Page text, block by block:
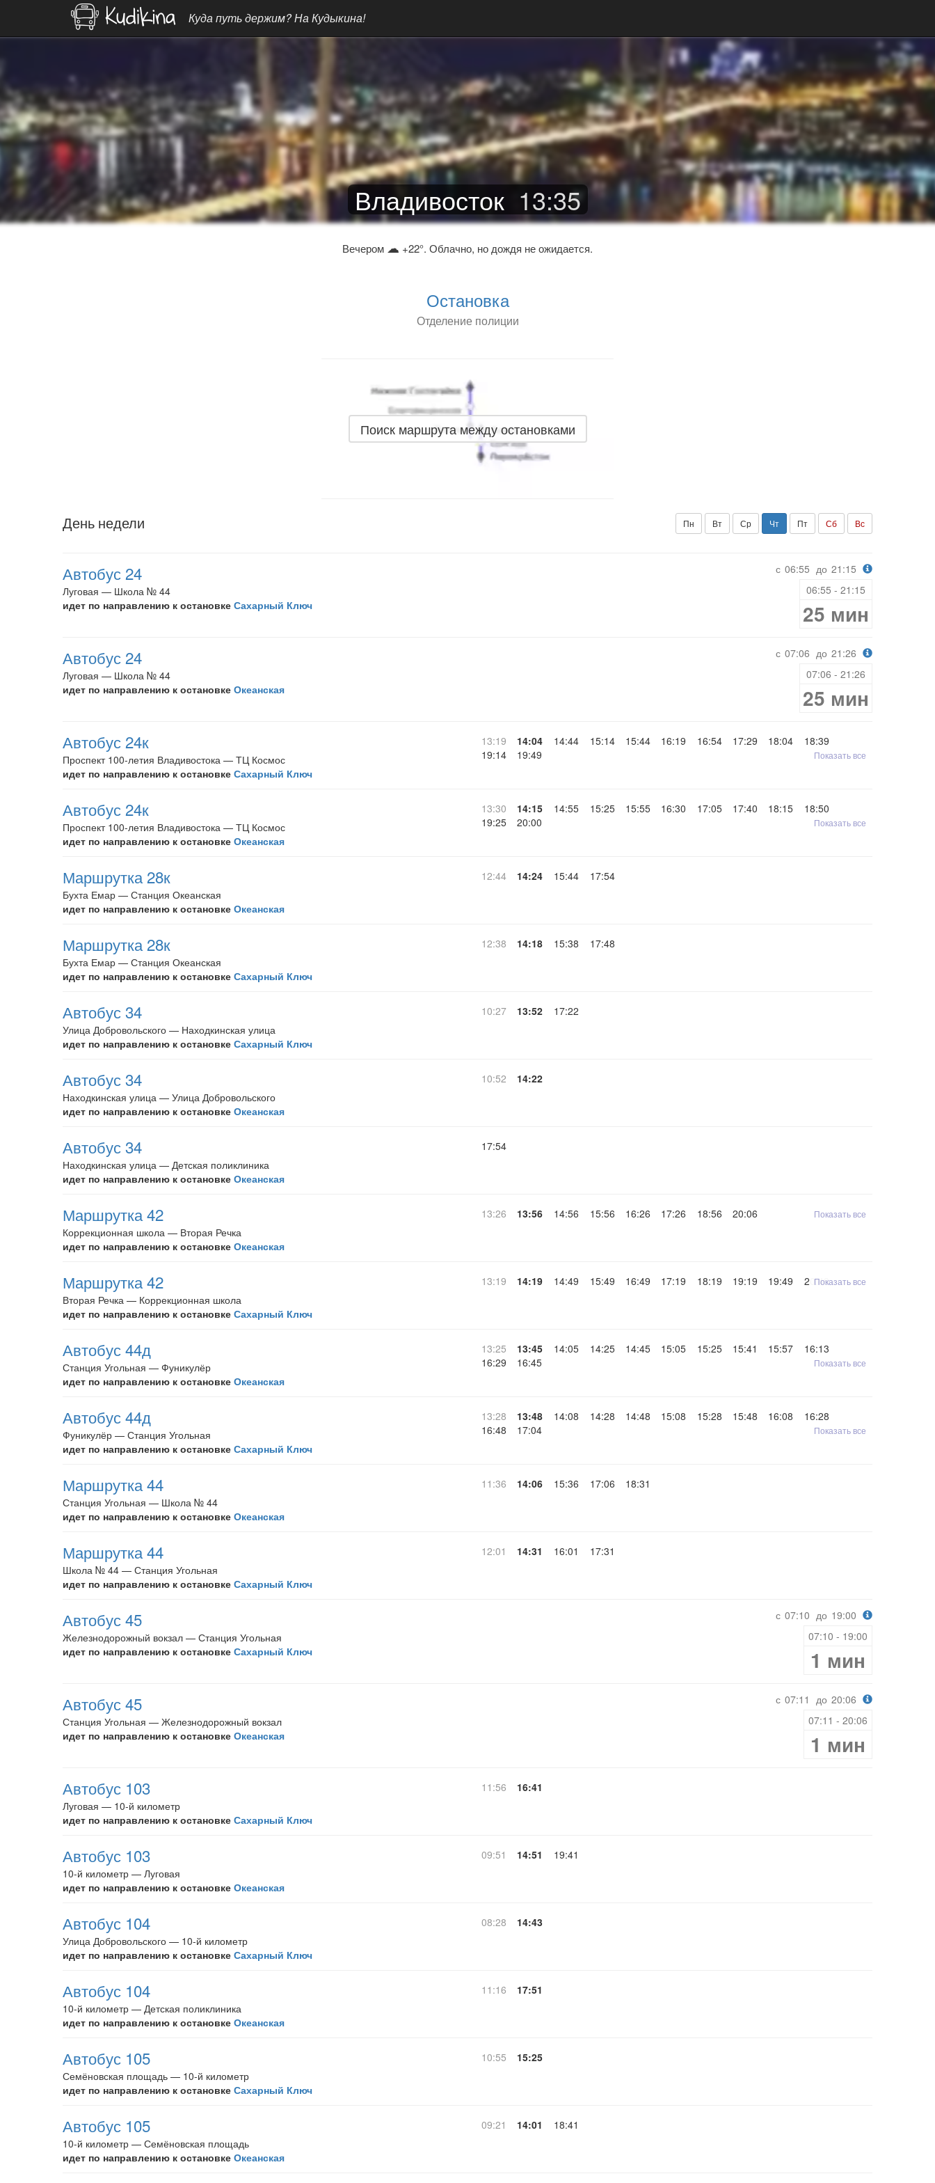
Куда путь держим? На Кудыкина!
Владивосток 13:35
Вечером ☁ +22°. Облачно, но дождя не ожидается.
Остановка
Отделение полиции
Поиск маршрута между остановками
День недели Пн Вт Ср Чт Пт Сб Вс
Автобус 24
Луговая — Школа № 44
идет по направлению к остановке Сахарный Ключ
с 06:55 до 21:15
06:55 - 21:15
25 мин
Автобус 24
Луговая — Школа № 44
идет по направлению к остановке Океанская
с 07:06 до 21:26
07:06 - 21:26
25 мин
Автобус 24к
Проспект 100-летия Владивостока — ТЦ Космос
идет по направлению к остановке Сахарный Ключ
13:19 14:04 14:44 15:14 15:44 16:19 16:54 17:29 18:04
18:39
19:14
19:49 Показать все
Автобус 24к
Проспект 100-летия Владивостока — ТЦ Космос
идет по направлению к остановке Океанская
13:30 14:15 14:55 15:25 15:55 16:30 17:05 17:40 18:15
18:50
19:25
20:00 Показать все
Маршрутка 28к
Бухта Емар — Станция Океанская
идет по направлению к остановке Океанская
12:44 14:24 15:44 17:54
Маршрутка 28к
Бухта Емар — Станция Океанская
идет по направлению к остановке Сахарный Ключ
12:38 14:18 15:38 17:48
Автобус 34
Улица Добровольского — Находкинская улица
идет по направлению к остановке Сахарный Ключ
10:27 13:52 17:22
Автобус 34
Находкинская улица — Улица Добровольского
идет по направлению к остановке Океанская
10:52 14:22
Автобус 34
Находкинская улица — Детская поликлиника
идет по направлению к остановке Океанская
17:54
Маршрутка 42
Коррекционная школа — Вторая Речка
идет по направлению к остановке Океанская
13:26 13:56 14:56 15:56 16:26 17:26 18:56 20:06 Показать все
Маршрутка 42
Вторая Речка — Коррекционная школа
идет по направлению к остановке Сахарный Ключ
13:19 14:19 14:49 15:49 16:49 17:19 18:19 19:19 19:49 20:49
Показать все
Автобус 44д
Станция Угольная — Фуникулёр
идет по направлению к остановке Океанская
13:25 13:45 14:05 14:25 14:45 15:05 15:25 15:41 15:57
16:13
16:29
16:45 Показать все
Автобус 44д
Фуникулёр — Станция Угольная
идет по направлению к остановке Сахарный Ключ
13:28 13:48 14:08 14:28 14:48 15:08 15:28 15:48 16:08
16:28
16:48
17:04 Показать все
Маршрутка 44
Станция Угольная — Школа № 44
идет по направлению к остановке Океанская
11:36 14:06 15:36 17:06 18:31
Маршрутка 44
Школа № 44 — Станция Угольная
идет по направлению к остановке Сахарный Ключ
12:01 14:31 16:01 17:31
Автобус 45
Железнодорожный вокзал — Станция Угольная
идет по направлению к остановке Сахарный Ключ
с 07:10 до 19:00
07:10 - 19:00
1 мин
Автобус 45
Станция Угольная — Железнодорожный вокзал
идет по направлению к остановке Океанская
с 07:11 до 20:06
07:11 - 20:06
1 мин
Автобус 103
Луговая — 10-й километр
идет по направлению к остановке Сахарный Ключ
11:56 16:41
Автобус 103
10-й километр — Луговая
идет по направлению к остановке Океанская
09:51 14:51 19:41
Автобус 104
Улица Добровольского — 10-й километр
идет по направлению к остановке Сахарный Ключ
08:28 14:43
Автобус 104
10-й километр — Детская поликлиника
идет по направлению к остановке Океанская
11:16 17:51
Автобус 105
Семёновская площадь — 10-й километр
идет по направлению к остановке Сахарный Ключ
10:55 15:25
Автобус 105
10-й километр — Семёновская площадь
идет по направлению к остановке Океанская
09:21 14:01 18:41